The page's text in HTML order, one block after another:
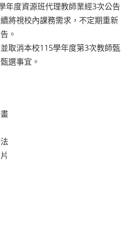
年度資源班代理教師業經3次公告
將視校內課務需求，不定期重新
。
取消本校115學年度第3次教師甄
選事宜。